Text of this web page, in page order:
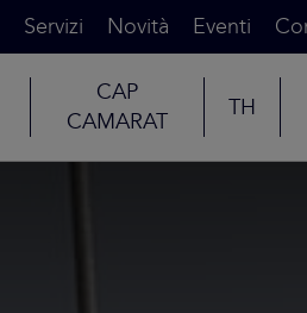
Servizi Novità Eventi
CAP
CAMARAT
TH